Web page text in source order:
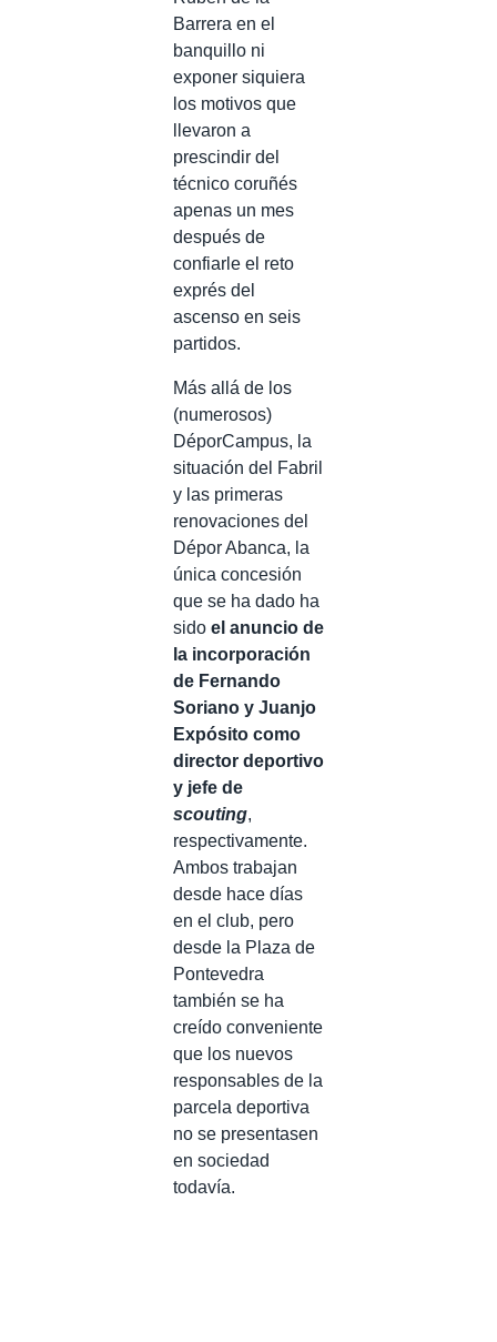
Barrera en el
banquillo ni
exponer siquiera
los motivos que
llevaron a
prescindir del
técnico coruñés
apenas un mes
después de
confiarle el reto
exprés del
ascenso en seis
partidos.
Más allá de los
(numerosos)
DéporCampus, la
situación del Fabril
y las primeras
renovaciones del
Dépor Abanca, la
única concesión
que se ha dado ha
sido el anuncio de
la incorporación
de Fernando
Soriano y Juanjo
Expósito como
director deportivo
y jefe de
scouting,
respectivamente.
Ambos trabajan
desde hace días
en el club, pero
desde la Plaza de
Pontevedra
también se ha
creído conveniente
que los nuevos
responsables de la
parcela deportiva
no se presentasen
en sociedad
todavía.